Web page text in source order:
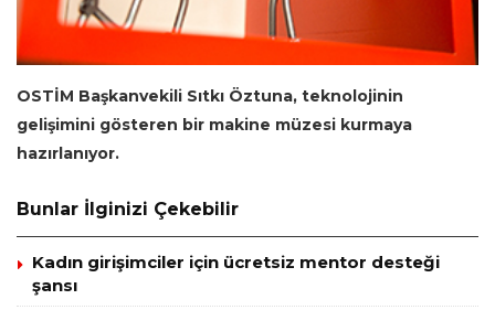
OSTİM Başkanvekili Sıtkı Öztuna, teknolojinin
gelişimini gösteren bir makine müzesi kurmaya
hazırlanıyor.
Bunlar İlginizi Çekebilir
Kadın girişimciler için ücretsiz mentor desteği
şansı